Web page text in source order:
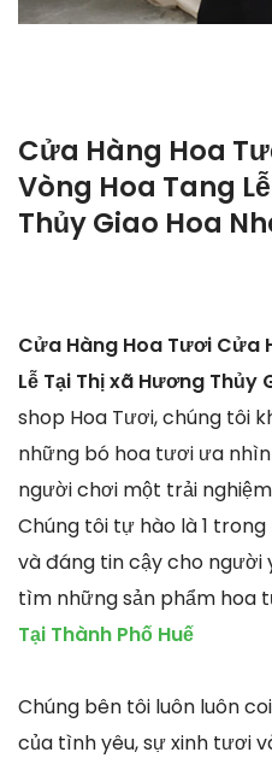
Cửa Hàng Hoa
Vòng Hoa Tang
Thủy Giao Hoa
Cửa Hàng Hoa Tươi Cửa
Lễ Tại Thị xã Hương Thủy
shop Hoa Tươi, chúng tôi
những bó hoa tươi ưa
người chơi một trải
Chúng tôi tự hào là 1
và đáng tin cậy cho người
tìm những sản phẩm hoa
Tại Thành Phố Huế
Chúng bên tôi luôn luôn
của tình yêu, sự xinh tươi